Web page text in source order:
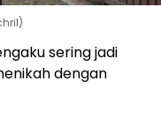
sering jadi
dengan